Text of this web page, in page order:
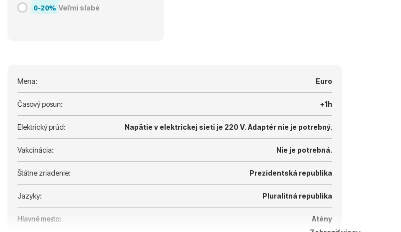
0-20% Veľmi slabé
Mena: Euro
Časový posun: +1h
Elektrický prúd: Napätie v elektrickej sieti je 220 V. Adaptér nie je potrebný.
Vakcinácia: Nie je potrebná.
Štátne zriadenie: Prezidentská republika
Jazyky: Pluralitná republika
Hlavné mesto:
Atény